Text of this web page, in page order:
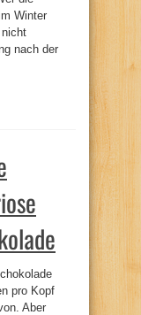
Winter
nach der
pro Kopf
Aber